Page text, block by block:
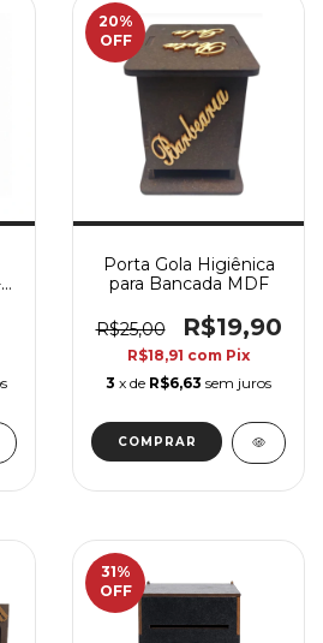
20%
OFF
Porta Gola Higiênica
para Bancada MDF
R$25,00 R$19,90
R$18,91 com Pix
3 x de R$6,63 sem juros
31%
OFF